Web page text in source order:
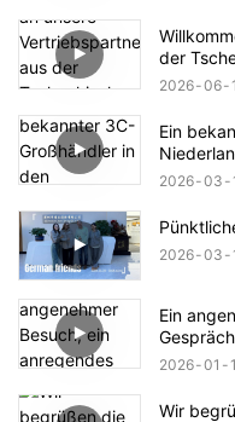
der
2026 06
Ein
2026 03
2026 03
Ein
2026 01
Wir